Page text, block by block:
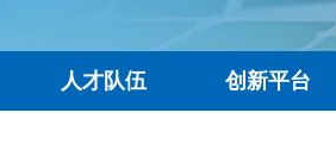
人才队伍 创新平台